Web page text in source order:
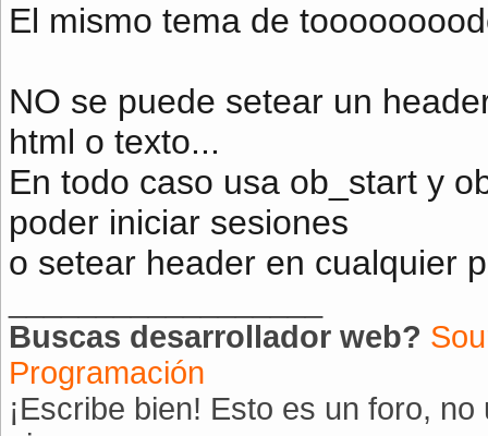
El mismo tema de
NO se puede setear un
html o texto...
En todo caso usa ob_start y
poder iniciar sesiones
o setear header en cualquier
Buscas desarrollador web?
Programación
¡Escribe bien! Esto es un foro,